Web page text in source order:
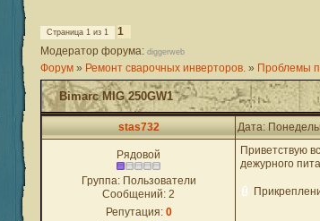
Страница 1 из 1
1
Модератор форума: diggerweb
Форум » Ремонт сварочных инверторов. » Проблемы
Bimarc MIG 250GW1
stas732 Дата:
Рядовой
Группа: Пользователи
Сообщений: 2
Репутация: 0
Приветствую
дежурного